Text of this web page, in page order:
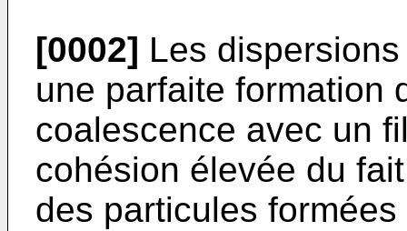
[0002] Les
une parfaite formation
coalescence avec un
cohésion élevée du
des particules